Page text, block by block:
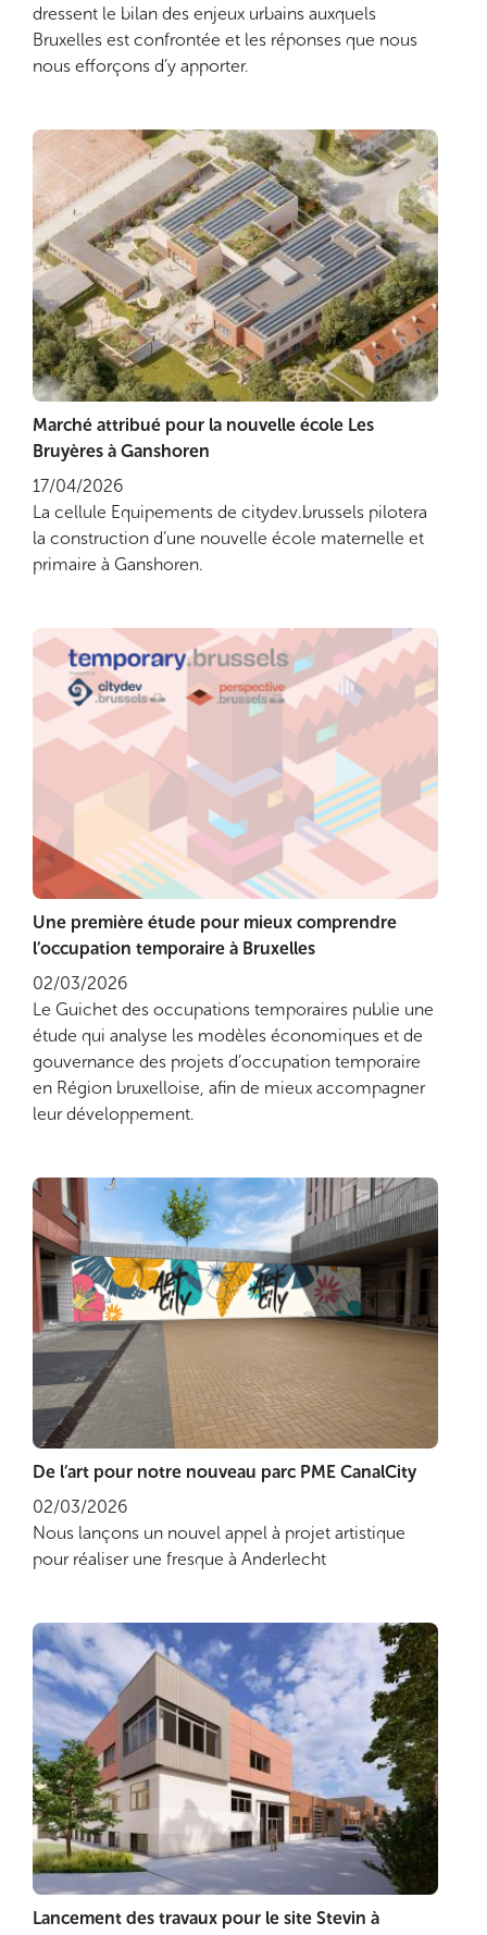
dressent le bilan des enjeux urbains auxquels
Bruxelles est confrontée et les réponses que nous
nous efforçons d’y apporter.
Lire plus
Marché attribué pour la nouvelle école Les
Bruyères à Ganshoren
17/04/2026
La cellule Equipements de citydev.brussels pilotera
la construction d’une nouvelle école maternelle et
primaire à Ganshoren.
Lire plus
Une première étude pour mieux comprendre
l’occupation temporaire à Bruxelles
02/03/2026
Le Guichet des occupations temporaires publie une
étude qui analyse les modèles économiques et de
gouvernance des projets d’occupation temporaire
en Région bruxelloise, afin de mieux accompagner
leur développement.
Lire plus
De l’art pour notre nouveau parc PME CanalCity
02/03/2026
Nous lançons un nouvel appel à projet artistique
pour réaliser une fresque à Anderlecht
Lire plus
Lancement des travaux pour le site Stevin à